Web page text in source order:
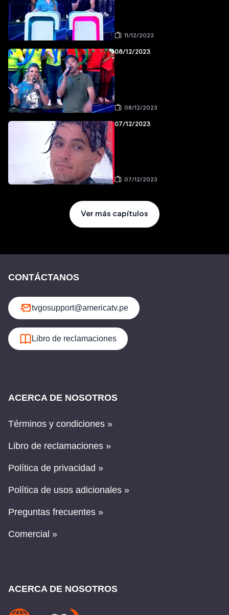
11/12/2023
08/12/2023
08/12/2023
07/12/2023
07/12/2023
Ver más capítulos
CONTÁCTANOS
tvgosupport@americatv.pe
Libro de reclamaciones
ACERCA DE NOSOTROS
Términos y condiciones »
Libro de reclamaciones »
Política de privacidad »
Política de usos adicionales »
Preguntas frecuentes »
Comercial »
ACERCA DE NOSOTROS